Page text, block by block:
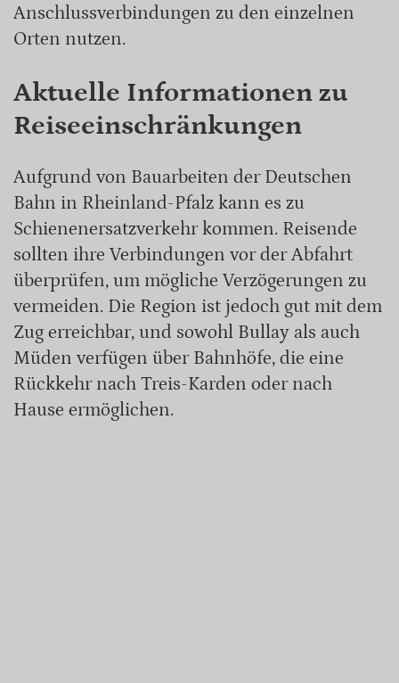
Anschlussverbindungen zu den einzelnen
Orten nutzen.
Aktuelle Informationen zu
Reiseeinschränkungen
Aufgrund von Bauarbeiten der Deutschen
Bahn in Rheinland-Pfalz kann es zu
Schienenersatzverkehr kommen. Reisende
sollten ihre Verbindungen vor der Abfahrt
überprüfen, um mögliche Verzögerungen zu
vermeiden. Die Region ist jedoch gut mit dem
Zug erreichbar, und sowohl Bullay als auch
Müden verfügen über Bahnhöfe, die eine
Rückkehr nach Treis-Karden oder nach
Hause ermöglichen.